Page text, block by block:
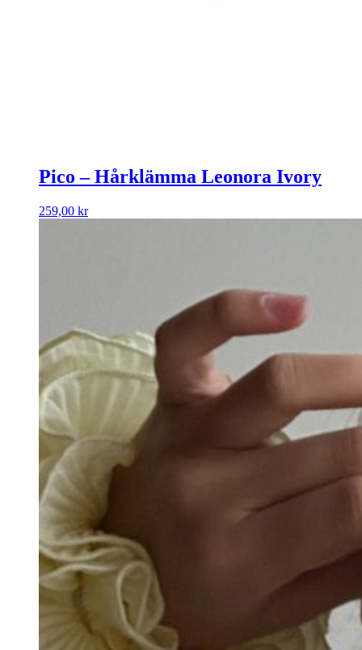
Pico – Hårklämma Leonora Ivory
259,00 kr